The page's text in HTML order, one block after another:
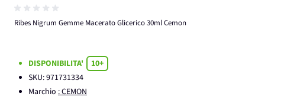
Ribes Nigrum Gemme Macerato Glicerico 30ml Cemon
DISPONIBILITA'
10+
SKU:971731334
Marchio : CEMON